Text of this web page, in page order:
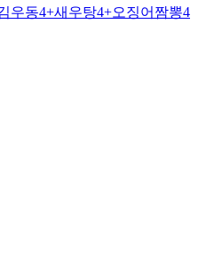
우동4+새우탕4+오징어짬뽕4